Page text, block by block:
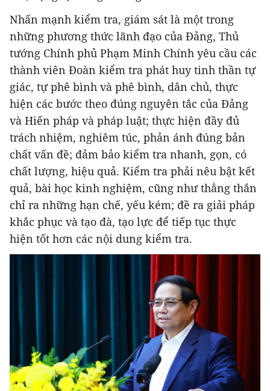
Nhấn mạnh kiểm tra, giám sát là một trong
những phương thức lãnh đạo của Đảng, Thủ
tướng Chính phủ Phạm Minh Chính yêu cầu các
thành viên Đoàn kiểm tra phát huy tinh thần tự
giác, tự phê bình và phê bình, dân chủ, thực
hiện các bước theo đúng nguyên tắc của Đảng
và Hiến pháp và pháp luật; thực hiện đầy đủ
trách nhiệm, nghiêm túc, phản ánh đúng bản
chất vấn đề; đảm bảo kiểm tra nhanh, gọn, có
chất lượng, hiệu quả. Kiểm tra phải nêu bật kết
quả, bài học kinh nghiệm, cũng như thẳng thắn
chỉ ra những hạn chế, yếu kém; đề ra giải pháp
khắc phục và tạo đà, tạo lực để tiếp tục thực
hiện tốt hơn các nội dung kiểm tra.